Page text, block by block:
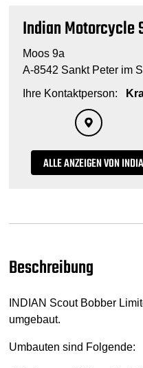
Indian Motorcycle
Moos 9a
A-8542 Sankt Peter im
Ihre Kontaktperson:
ALLE ANZEIGEN VON
Beschreibung
INDIAN Scout Bobber
umgebaut.
Umbauten sind Folgende: